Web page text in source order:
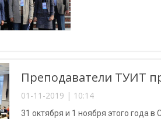
Преподаватели ТУИТ
01-11-2019 | 10:14
31 октября и 1 ноября этого года